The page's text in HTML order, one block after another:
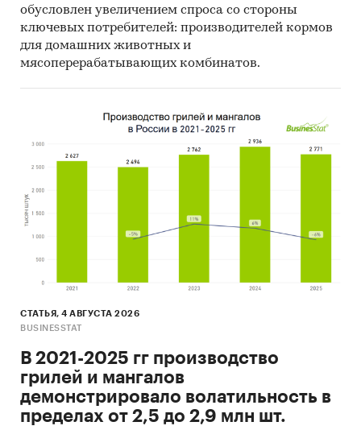
обусловлен увеличением спроса со стороны
ключевых потребителей: производителей кормов
для домашних животных и
мясоперерабатывающих комбинатов.
СТАТЬЯ, 4 АВГУСТА 2026
BUSINESSTAT
В 2021-2025 гг производство
грилей и мангалов
демонстрировало волатильность в
пределах от 2,5 до 2,9 млн шт.